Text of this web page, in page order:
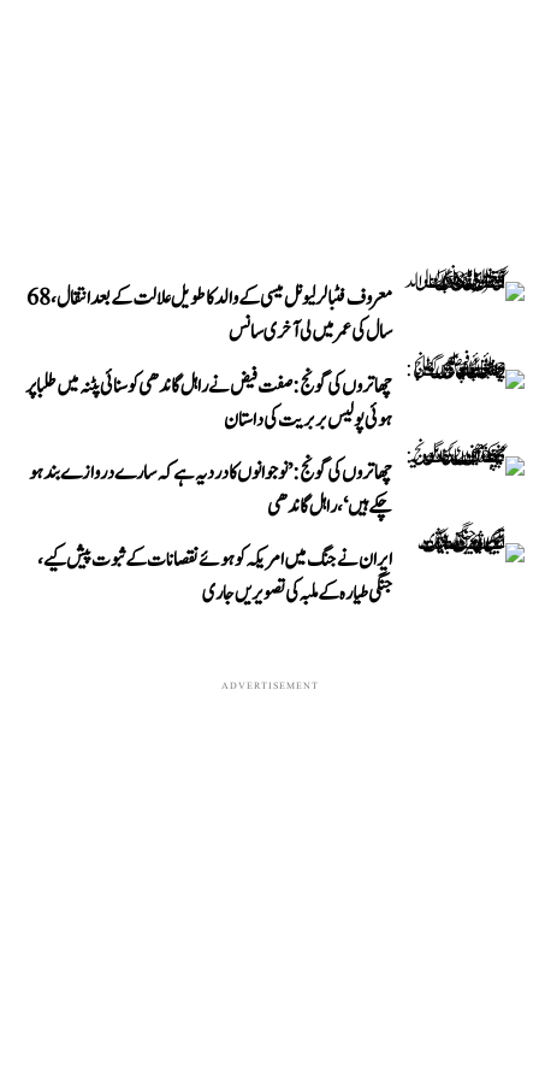
معروف فٹبالر لیونل میسی کے والد کا طویل علالت کے بعد انتقال، 68
سال کی عمر میں لی آخری سانس
چھاتروں کی گونج: صفت فیض نے راہل گاندھی کو سنائی پٹنہ میں طلبا پر
ہوئی پولیس بربریت کی داستان
چھاتروں کی گونج: ’نوجوانوں کا درد یہ ہے کہ سارے دروازے بند ہو
چکے ہیں‘، راہل گاندھی
ایران نے جنگ میں امریکہ کو ہوئے نقصانات کے ثبوت پیش کیے،
جنگی طیارہ کے ملبہ کی تصویریں جاری
ADVERTISEMENT